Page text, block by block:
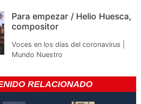
Para empezar / Helio Huesca,
compositor
Voces en los días del coronavirus |
Mundo Nuestro
RELACIONADO